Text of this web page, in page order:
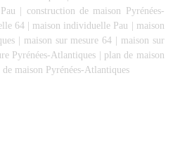
construction de maison Pyrénées-
64| maison individuelle Pau
maison
maison sur mesure 64
maison sur
Pyrénées-Atlantiques
plan de maison
de maison Pyrénées-Atlantiques